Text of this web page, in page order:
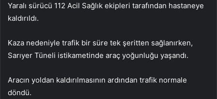
Yaralı sürücü 112 Acil Sağlık ekipleri tarafından hastaneye
kaldırıldı.
Kaza nedeniyle trafik bir süre tek şeritten sağlanırken,
Sarıyer Tüneli istikametinde araç yoğunluğu yaşandı.
Aracın yoldan kaldırılmasının ardından trafik normale
döndü.